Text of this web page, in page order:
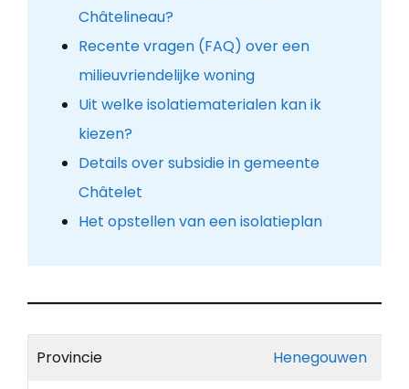
Châtelineau?
Recente vragen (FAQ) over een
milieuvriendelijke woning
Uit welke isolatiematerialen kan ik
kiezen?
Details over subsidie in gemeente
Châtelet
Het opstellen van een isolatieplan
Provincie Henegouwen